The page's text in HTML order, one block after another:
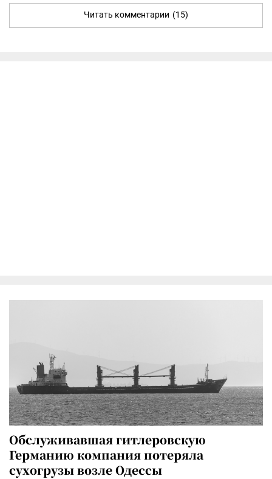
Читать комментарии (15)
Обслуживавшая гитлеровскую
Германию компания потеряла
сухогрузы возле Одессы